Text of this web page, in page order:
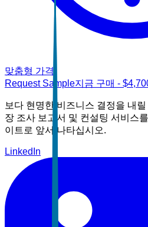
맞춤형 가격
Request Sample지금 구매 - $
보다 현명한 비즈니스 결정을 내
장 조사 보고서 및 컨설팅 서비스
이트로 앞서 나타십시오.
LinkedIn